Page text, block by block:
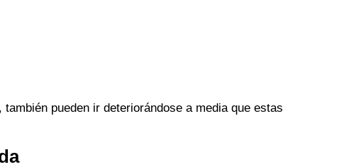
pueden ir deteriorándose a media que estas